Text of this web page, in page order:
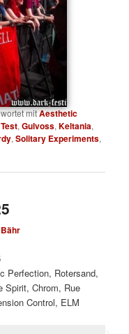
mitAesthetic
,Gulvoss,Keltania,
,Solitary Experiments,
Perfection, Rotersand,
Spirit, Chrom, Rue
Control, ELM